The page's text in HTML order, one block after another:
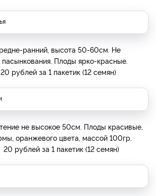
ранний, высота 50-60см. Не
пасынкования. Плоды ярко-красные.
рублей за 1 пакетик (12 семян)
не высокое 50см. Плоды красивые,
оранжевого цвета, массой 100гр.
рублей за 1 пакетик (12 семян)